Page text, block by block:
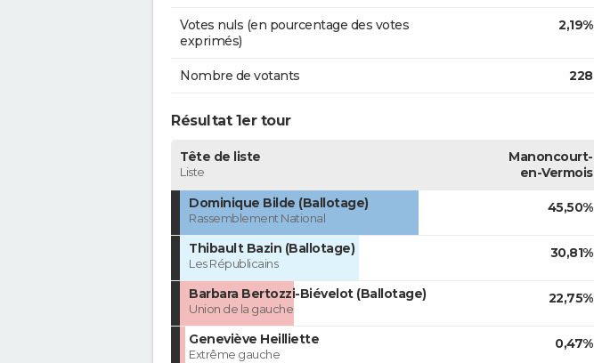
Votes nuls (en pourcentage des votes
exprimés)
2,19%
Nombre de votants 228
Résultat 1er tour
Tête de liste
Liste
Manoncourt-
en-Vermois
Dominique Bilde (Ballotage)
Rassemblement National
45,50%
Thibault Bazin (Ballotage)
Les Républicains
30,81%
Barbara Bertozzi-Biévelot (Ballotage)
Union de la gauche
22,75%
Geneviève Heilliette
Extrême gauche
0,47%